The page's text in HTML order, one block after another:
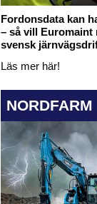
Fordonsdata kan
– så vill Euromaint
svensk
Läs mer här!
NORDFARM